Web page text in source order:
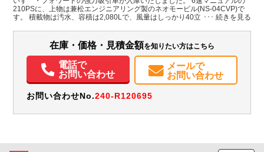
装備情報
エアコン パワステ パワーウィンドウ ABS エアバッグ
電動格納ミラー
バックモニター
210PSに、上物は兼松エンジニアリング製のネオモービル(NS-04CVP)で
す。 積載物は汚水、容積は2,080Lで、風量はしっかり40立米！タンク・配
ンス等不要です！ 走行距離も5,000km台で、アワーメーターの稼働時間も
351ｈと、まだまだ今からの車輛となっております。 この年式、この走行
距離、滅多に入庫しませんので、ご覧いただいた機会に是非お問い合わせ
ください！
在庫・価格・見積金額を知りたい方はこちら
電話で
お問い合わせ
メールで
お問い合わせ
お問い合わせNo.240-R120695